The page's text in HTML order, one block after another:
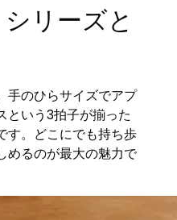
シリーズと
手のひらサイズでアプ
という3拍子が揃った
す。どこにでも持ち歩
めるのが最大の魅力で